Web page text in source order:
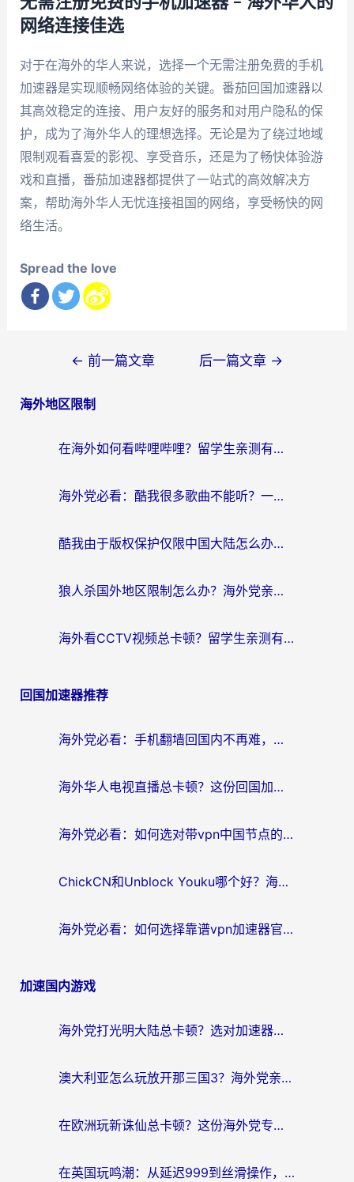
网络连接佳选
对于在海外的华人来说，选择一个无需注册免费的手机
加速器是实现顺畅网络体验的关键。番茄回国加速器以
其高效稳定的连接、用户友好的服务和对用户隐私的保
护，成为了海外华人的理想选择。无论是为了绕过地域
限制观看喜爱的影视、享受音乐，还是为了畅快体验游
戏和直播，番茄加速器都提供了一站式的高效解决方
案，帮助海外华人无忧连接祖国的网络，享受畅快的网
络生活。
Spread the love
导
← 前一篇文章 后一篇文章 →
海外地区限制
在海外如何看哔哩哔哩？留学生亲测有效的回国加速指南
海外党必看：酷我很多歌曲不能听？一招解决优酷版权限制+B站地域问题！
酷我由于版权保护仅限中国大陆怎么办？海外党亲测有效的解锁指南
狼人杀国外地区限制怎么办？海外党亲测有效的全场景回国加速指南
海外看CCTV视频总卡顿？留学生亲测有效的回国加速器选择指南
回国加速器推荐
海外党必看：手机翻墙回国内不再难，一篇搞定无缝访问国内资源指南
海外华人电视直播总卡顿？这份回国加速器选择指南帮你无缝看国内资源
海外党必看：如何选对带vpn中国节点的加速器？无缝访问国内资源全攻略
ChickCN和Unblock Youku哪个好？海外党亲测4款热门回国加速器，附避坑指南
海外党必看：如何选择靠谱vpn加速器官网？轻松解决国内APP地区限制
加速国内游戏
海外党打光明大陆总卡顿？选对加速器才是关键！（附亲测好用的推荐）
澳大利亚怎么玩放开那三国3？海外党亲测有效的国服游戏加速指南
在欧洲玩新诛仙总卡顿？这份海外党专属加速器指南帮你解决延迟难题
在英国玩鸣潮：从延迟999到丝滑操作，我是怎么做到的？